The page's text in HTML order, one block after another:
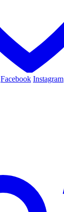
Facebook Instagram